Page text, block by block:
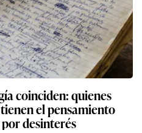
coinciden: quienes
el pensamiento
desinterés